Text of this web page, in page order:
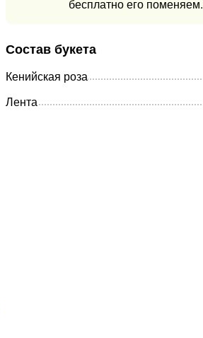
бесплатно его поменяем.
Состав букета
Кенийская роза
Лента